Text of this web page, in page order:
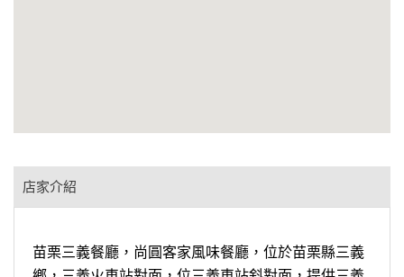
店家介紹
苗栗三義餐廳，尚圓客家風味餐廳，位於苗栗縣三義